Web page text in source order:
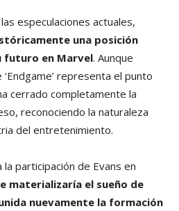
especulaciones actuales,
una posición
futuro en Marvel. Aunque
representa el punto
cerrado completamente la
reconociendo la naturaleza
del entretenimiento.
participación de Evans en
materializaría el sueño de
nuevamente la formación